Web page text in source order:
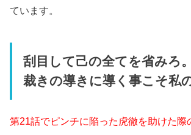
ています。
刮目して己の全てを省みろ
裁きの導きに導く事こそ私
第21話でピンチに陥った虎徹を助けた際